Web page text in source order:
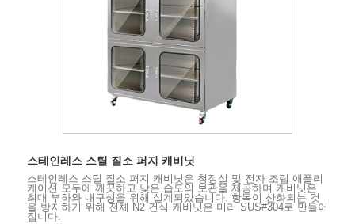
스테인레스 스틸 질소 퍼지 캐비닛
스테인레스 스틸 질소 퍼지 캐비닛은 청정실 및 전자 조립 애플리
케이션 모두에 깨끗하고 낮은 습도의 보관을 제공하며 캐비닛은
최대 부하와 내구성을 위해 설계되었습니다. 항목이 산화되는 것
을 방지하기 위해 전체 N2 건식 캐비닛은 미러 SUS#304로 만들어
집니다.